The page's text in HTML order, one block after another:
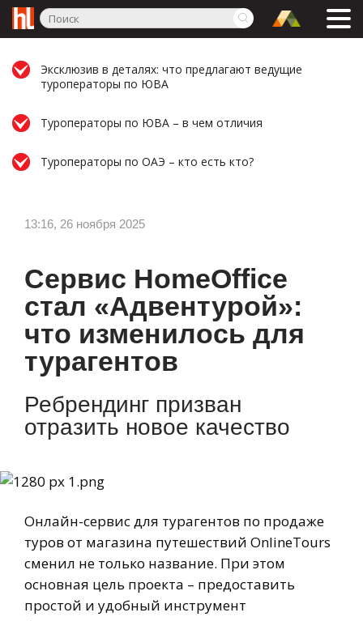
Эксклюзив в деталях: что предлагают ведущие
туроператоры по ЮВА
Туроператоры по ЮВА – в чем отличия
Туроператоры по ОАЭ – кто есть кто?
13:16, 26 ноября 2025
Сервис HomeOffice
стал «Адвентурой»:
что изменилось для
турагентов
Ребрендинг призван
отразить новое качество
Онлайн-сервис для турагентов по продаже
туров от магазина путешествий OnlineTours
сменил не только название. При этом
основная цель проекта – предоставить
простой и удобный инструмент